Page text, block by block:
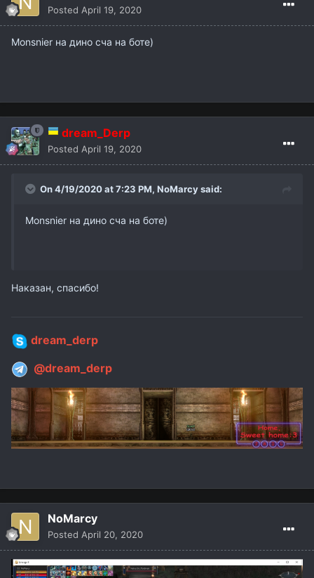
Posted April 19, 2020
Monsnier на дино сча на боте)
dream_Derp
Posted April 19, 2020
On 4/19/2020 at 7:23 PM, NoMarcysaid:
Monsnier на дино сча на боте)
Наказан, спасибо!
dream_derp
@dream_derp
NoMarcy
Posted April 20, 2020